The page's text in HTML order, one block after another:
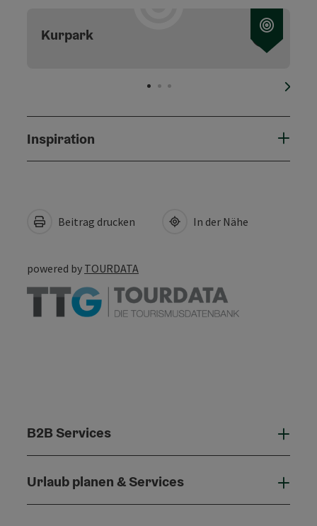
Kurpark
Inspiration
Beitrag drucken In der Nähe
powered by TOURDATA
B2B Services
Urlaub planen & Services